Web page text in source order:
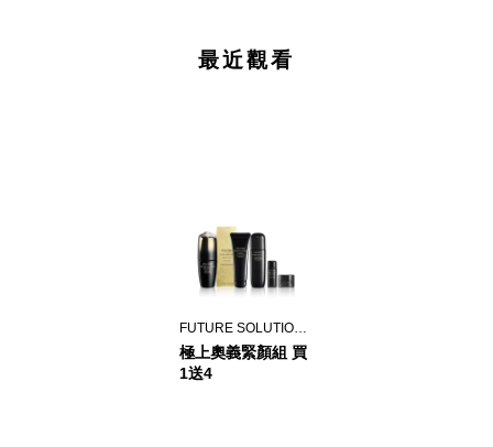
最近觀看
FUTURE SOLUTION LX
極上奧義緊顏組 買
1送4